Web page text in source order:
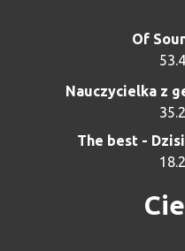
Of
Nauczycielka z
The best -